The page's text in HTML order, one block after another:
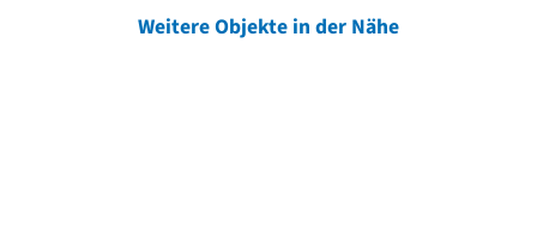
Weitere Objekte in der Nähe